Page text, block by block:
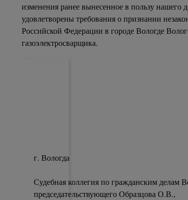
изменения ранее вынесенное в пользу нашего
удовлетворены требования о признании
Российской Федерации в городе Вологде
газоэлектросварщика.
г. Вологда
Судебная коллегия по гражданским делам
председательствующего Образцова О.В.,